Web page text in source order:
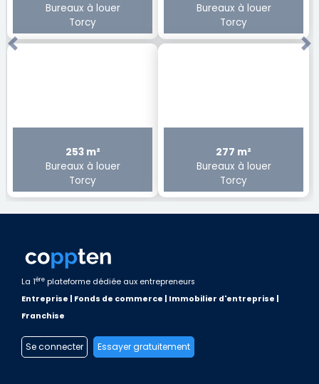
Bureaux à louer
Torcy
Bureaux à louer
Torcy
253 m²
Bureaux à louer
Torcy
277 m²
Bureaux à louer
Torcy
Previous
La 1ère plateforme dédiée aux entrepreneurs
Entreprise | Fonds de commerce | Immobilier d'entreprise |
Franchise
Se connecter Essayer gratuitement